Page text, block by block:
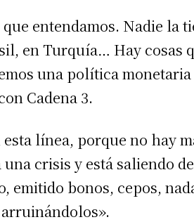
entendamos. Nadie la
en Turquía… Hay cosas
una política monetaria
Cadena 3.
línea, porque no hay
crisis y está saliendo
emitido bonos, cepos,